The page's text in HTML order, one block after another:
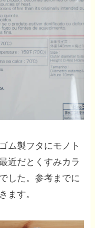
ム製フタにモノト
近だとくすみカラ
した。参考までに
ます。